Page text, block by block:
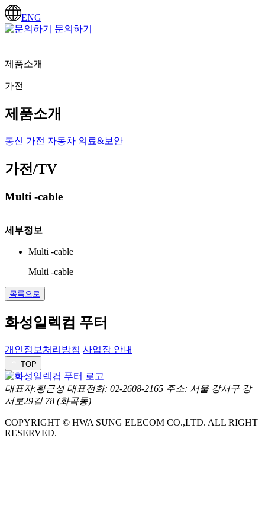
ENG
문의하기
제품소개
가전
제품소개
통신 가전 자동차 의료&보안
가전/TV
Multi -cable
세부정보
Multi -cable
Multi -cable
목록으로
화성일렉컴 푸터
개인정보처리방침 사업장 안내
TOP
대표자:황근성 대표전화: 02-2608-2165 주소: 서울 강서구 강
서로29길 78 (화곡동)
COPYRIGHT © HWA SUNG ELECOM CO.,LTD. ALL RIGHT
RESERVED.